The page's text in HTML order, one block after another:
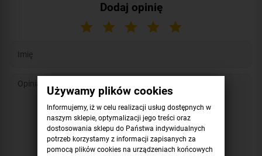
Dodaj opinię
Używamy plików cookies
Informujemy, iż w celu realizacji usług dostępnych w
naszym sklepie, optymalizacji jego treści oraz
dostosowania sklepu do Państwa indywidualnych
potrzeb korzystamy z informacji zapisanych za
pomocą plików cookies na urządzeniach końcowych